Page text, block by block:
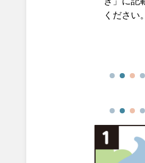
ください。